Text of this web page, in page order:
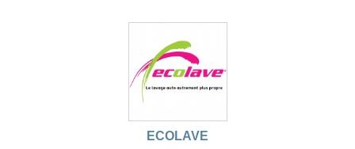
ECOLAVE